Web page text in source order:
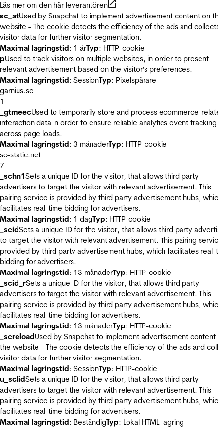
Läs mer om den här leverantören
sc_atUsed by Snapchat to implement advertisement content on
website - The cookie detects the efficiency of the ads and
visitor data for further visitor segmentation.
Maximal lagringstid: 1 årTyp: HTTP-cookie
pUsed to track visitors on multiple websites, in order to present
relevant advertisement based on the visitor's preferences.
Maximal lagringstid: SessionTyp: Pixelspårare
garnius.se
1
_gtmeecUsed to temporarily store and process ecommerce-
interaction data in order to ensure reliable analytics event tracking
across page loads.
Maximal lagringstid: 3 månaderTyp: HTTP-cookie
sc-static.net
7
_schn1Sets a unique ID for the visitor, that allows third party
advertisers to target the visitor with relevant advertisement. This
pairing service is provided by third party advertisement hubs,
facilitates real-time bidding for advertisers.
Maximal lagringstid: 1 dagTyp: HTTP-cookie
_scidSets a unique ID for the visitor, that allows third party
to target the visitor with relevant advertisement. This pairing
provided by third party advertisement hubs, which facilitates real-
bidding for advertisers.
Maximal lagringstid: 13 månaderTyp: HTTP-cookie
_scid_rSets a unique ID for the visitor, that allows third party
advertisers to target the visitor with relevant advertisement. This
pairing service is provided by third party advertisement hubs,
facilitates real-time bidding for advertisers.
Maximal lagringstid: 13 månaderTyp: HTTP-cookie
_screloadUsed by Snapchat to implement advertisement content
the website - The cookie detects the efficiency of the ads and
visitor data for further visitor segmentation.
Maximal lagringstid: SessionTyp: HTTP-cookie
u_sclidSets a unique ID for the visitor, that allows third party
advertisers to target the visitor with relevant advertisement. This
pairing service is provided by third party advertisement hubs,
facilitates real-time bidding for advertisers.
Maximal lagringstid: BeständigTyp: Lokal HTML-lagring